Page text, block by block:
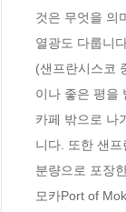
것은 무엇을 의
열광도 다룹니
(샌프란시스코
이나 좋은 평을
카페 밖으로 나
니다. 또한 샌
분량으로 포장
모카Port of